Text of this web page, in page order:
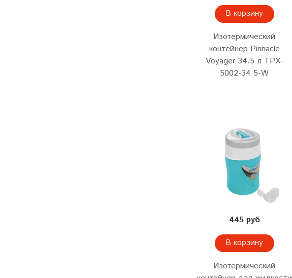
В корзину
Изотермический
контейнер Pinnacle
Voyager 34.5 л TPX-
5002-34.5-W
445 руб
В корзину
Изотермический